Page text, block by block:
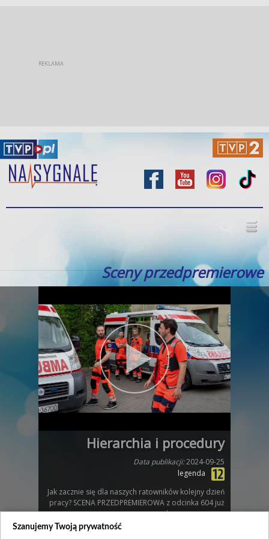
Sceny przedpremierowe
Hierarchia i procedury
Data publikacji:2024-09-25
legenda
Jak zacznie się dla naszych ratowników kolejny dzień
pracy? SCENA PRZEDPREMIEROWA z odcinka 604 już
czeka, zapraszamy...
Szanujemy Twoją prywatność